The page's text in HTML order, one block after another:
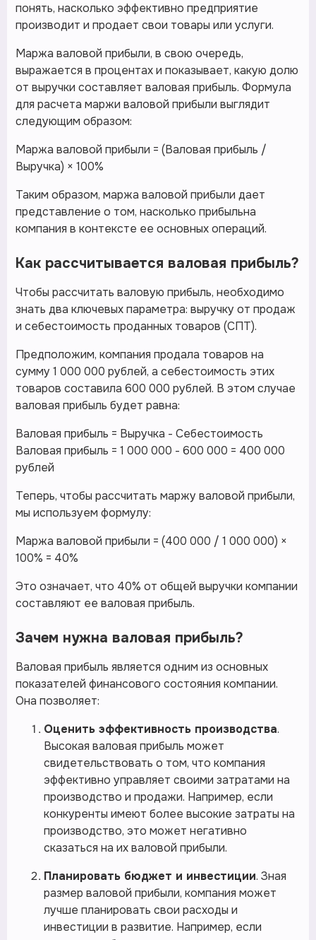
понять, насколько эффективно предприятие
производит и продает свои товары или услуги.
Маржа валовой прибыли, в свою очередь,
выражается в процентах и показывает, какую долю
от выручки составляет валовая прибыль. Формула
для расчета маржи валовой прибыли выглядит
следующим образом:
Маржа валовой прибыли = (Валовая прибыль /
Выручка) × 100%
Таким образом, маржа валовой прибыли дает
представление о том, насколько прибыльна
компания в контексте ее основных операций.
Как рассчитывается валовая прибыль?
Чтобы рассчитать валовую прибыль, необходимо
знать два ключевых параметра: выручку от продаж
и себестоимость проданных товаров (СПТ).
Предположим, компания продала товаров на
сумму 1 000 000 рублей, а себестоимость этих
товаров составила 600 000 рублей. В этом случае
валовая прибыль будет равна:
Валовая прибыль = Выручка - Себестоимость
Валовая прибыль = 1 000 000 - 600 000 = 400 000
рублей
Теперь, чтобы рассчитать маржу валовой прибыли,
мы используем формулу:
Маржа валовой прибыли = (400 000 / 1 000 000) ×
100% = 40%
Это означает, что 40% от общей выручки компании
составляют ее валовая прибыль.
Зачем нужна валовая прибыль?
Валовая прибыль является одним из основных
показателей финансового состояния компании.
Она позволяет:
Оценить эффективность производства.
Высокая валовая прибыль может
свидетельствовать о том, что компания
эффективно управляет своими затратами на
производство и продажи. Например, если
конкуренты имеют более высокие затраты на
производство, это может негативно
сказаться на их валовой прибыли.
Планировать бюджет и инвестиции. Зная
размер валовой прибыли, компания может
лучше планировать свои расходы и
инвестиции в развитие. Например, если